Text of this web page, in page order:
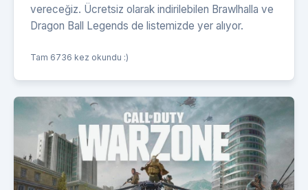
vereceğiz. Ücretsiz olarak indirilebilen Brawlhalla ve
Dragon Ball Legends de listemizde yer alıyor.
Tam 6736 kez okundu :)